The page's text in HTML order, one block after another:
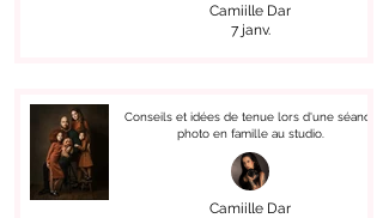
Camiille Dar
7 janv.
Conseils et idées de tenue lors d'une séance
photo en famille au studio.
Camiille Dar